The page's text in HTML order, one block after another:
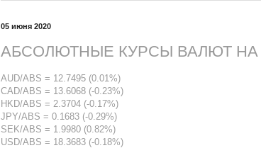
05 июня 2020
АБСОЛЮТНЫЕ КУРСЫ ВАЛЮТ НА
AUD/ABS = 12.7495 (0.01%)
CAD/ABS = 13.6068 (-0.23%)
HKD/ABS = 2.3704 (-0.17%)
JPY/ABS = 0.1683 (-0.29%)
SEK/ABS = 1.9980 (0.82%)
USD/ABS = 18.3683 (-0.18%)